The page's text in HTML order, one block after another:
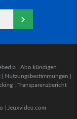
| Abo kündigen |
| Nutzungsbestimmungen |
| Transparenzbericht
| Jeuxvideo.com